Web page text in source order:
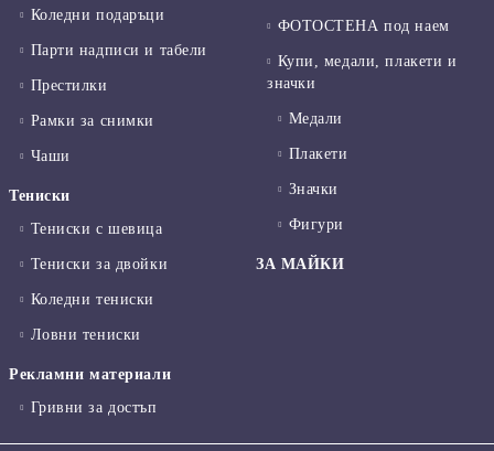
Коледни подаръци
Парти надписи и табели
Престилки
Рамки за снимки
Чаши
Тениски
Тениски с шевица
Тениски за двойки
Коледни тениски
Ловни тениски
Рекламни материали
Гривни за достъп
ФОТОСТЕНА под наем
Купи, медали, плакети и
значки
Медали
Плакети
Значки
Фигури
ЗА МАЙКИ